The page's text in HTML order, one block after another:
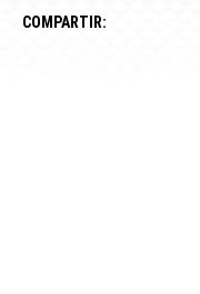
COMPARTIR: